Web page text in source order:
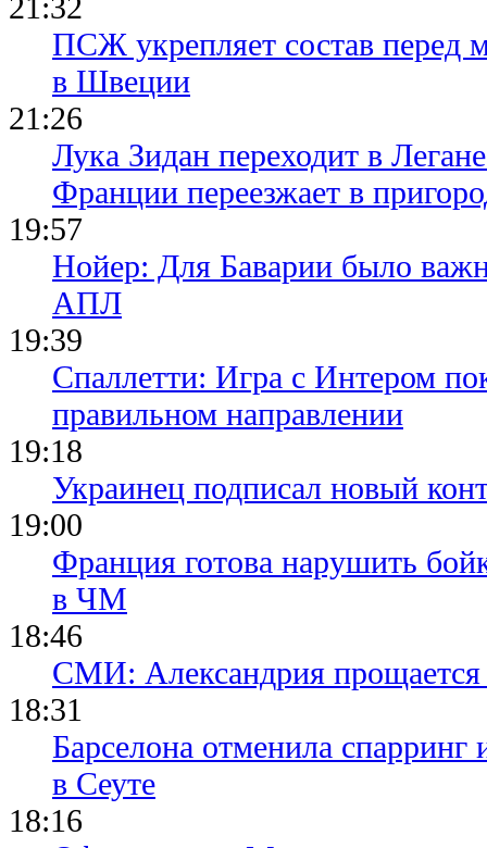
ПСЖ укрепляет состав перед
в Швеции
21:26
Лука Зидан переходит в
Франции переезжает в
19:57
Нойер: Для Баварии было
АПЛ
19:39
Спаллетти: Игра с Интером
правильном направлении
19:18
Украинец подписал новый
19:00
Франция готова нарушить
в ЧМ
18:46
СМИ: Александрия
18:31
Барселона отменила спарринг
в Сеуте
18:16